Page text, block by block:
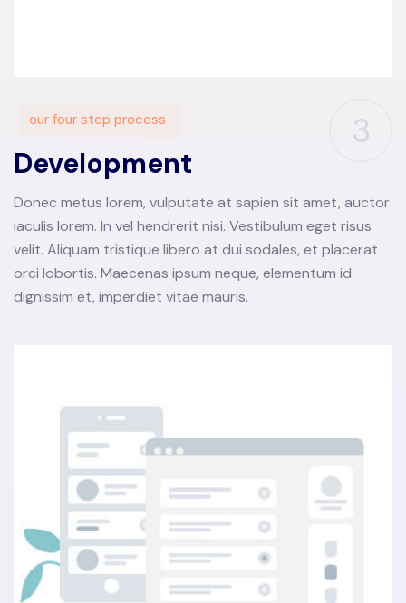
3
our four step process
Development
Donec metus lorem, vulputate at sapien sit amet, auctor
iaculis lorem. In vel hendrerit nisi. Vestibulum eget risus
velit. Aliquam tristique libero at dui sodales, et placerat
orci lobortis. Maecenas ipsum neque, elementum id
dignissim et, imperdiet vitae mauris.